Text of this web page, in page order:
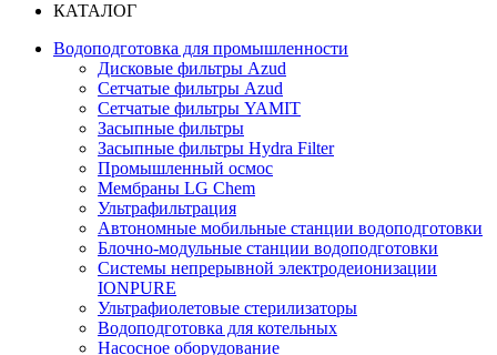
КАТАЛОГ
Водоподготовка для промышленности
Дисковые фильтры Azud
Сетчатые фильтры Azud
Сетчатые фильтры YAMIT
Засыпные фильтры
Засыпные фильтры Hydra Filter
Промышленный осмос
Мембраны LG Chem
Ультрафильтрация
Автономные мобильные станции водоподготовки
Блочно-модульные станции водоподготовки
Системы непрерывной электродеионизации
IONPURE
Ультрафиолетовые стерилизаторы
Водоподготовка для котельных
Насосное оборудование